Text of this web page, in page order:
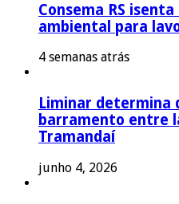
Consema RS
ambiental para
4 semanas atrás
Liminar determina
barramento entre
Tramandaí
junho 4, 2026